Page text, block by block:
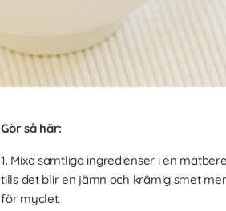
Gör så här:
1. Mixa samtliga ingredienser i en
tills det blir en jämn och krämig smet
för myclet.